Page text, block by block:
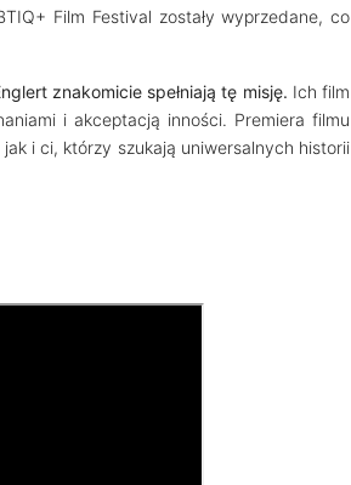
Film Festival zostały wyprzedane, co
znakomicie spełniają tę misję. Ich film
i akceptacją inności. Premiera filmu
i ci, którzy szukają uniwersalnych historii